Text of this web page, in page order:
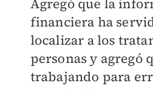
Agregó que la
financiera ha
localizar a los
personas y agregó
trabajando para